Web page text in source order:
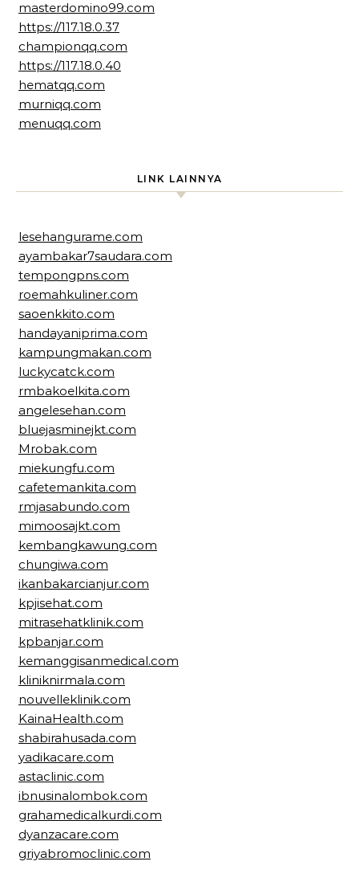
masterdomino99.com
https://117.18.0.37
championqq.com
https://117.18.0.40
hematqq.com
murniqq.com
menuqq.com
LINK LAINNYA
lesehangurame.com
ayambakar7saudara.com
tempongpns.com
roemahkuliner.com
saoenkkito.com
handayaniprima.com
kampungmakan.com
luckycatck.com
rmbakoelkita.com
angelesehan.com
bluejasminejkt.com
Mrobak.com
miekungfu.com
cafetemankita.com
rmjasabundo.com
mimoosajkt.com
kembangkawung.com
chungiwa.com
ikanbakarcianjur.com
kpjisehat.com
mitrasehatklinik.com
kpbanjar.com
kemanggisanmedical.com
kliniknirmala.com
nouvelleklinik.com
KainaHealth.com
shabirahusada.com
yadikacare.com
astaclinic.com
ibnusinalombok.com
grahamedicalkurdi.com
dyanzacare.com
griyabromoclinic.com